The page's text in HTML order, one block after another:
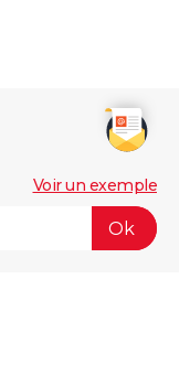
Voir un exemple